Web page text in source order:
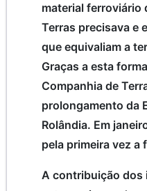
material ferroviário
Terras precisava e
que equivaliam a
Graças a esta
Companhia de
prolongamento da
Rolândia. Em
pela primeira vez a
A contribuição dos